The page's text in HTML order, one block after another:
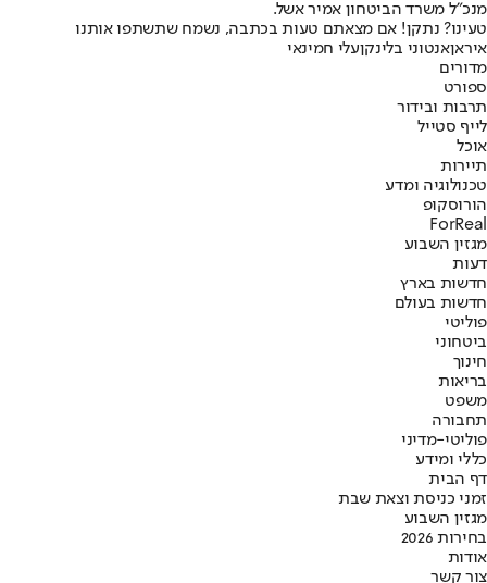
מנכ"ל משרד הביטחון אמיר אשל.
טעינו? נתקן! אם מצאתם טעות בכתבה, נשמח שתשתפו אותנו
איראןאנטוני בלינקןעלי חמינאי
מדורים
ספורט
תרבות ובידור
לייף סטייל
אוכל
תיירות
טכנולוגיה ומדע
הורוסקופ
ForReal
מגזין השבוע
דעות
חדשות בארץ
חדשות בעולם
פוליטי
ביטחוני
חינוך
בריאות
משפט
תחבורה
פוליטי-מדיני
כללי ומידע
דף הבית
זמני כניסת וצאת שבת
מגזין השבוע
בחירות 2026
אודות
צור קשר